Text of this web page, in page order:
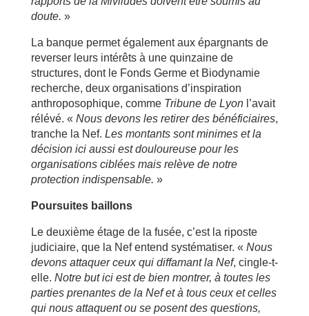
doute. »
La banque permet également aux épargnants de
reverser leurs intérêts à une quinzaine de
structures, dont le Fonds Germe et Biodynamie
recherche, deux organisations d’inspiration
anthroposophique, comme Tribune de Lyonl’avait
rélévé. « Nous devons les retirer des bénéficiaires,
tranche la Nef. Les montants sont minimes et la
décision ici aussi est douloureuse pour les
organisations ciblées mais relève de notre
protection indispensable. »
Poursuites baillons
Le deuxième étage de la fusée, c’est la riposte
judiciaire, que la Nef entend systématiser. « Nous
devons attaquer ceux qui diffamant la Nef, cingle-t-
elle. Notre but ici est de bien montrer, à toutes les
parties prenantes de la Nef et à tous ceux et celles
qui nous attaquent ou se posent des questions,